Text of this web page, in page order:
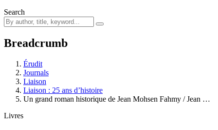
Search
Breadcrumb
Érudit
Journals
Liaison
Liaison : 25 ans d’histoire
Un grand roman historique de Jean Mohsen Fahmy / Jean …
Livres